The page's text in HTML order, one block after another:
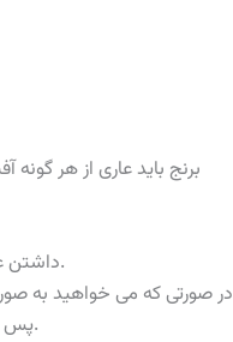
برنج باید عاری از هر
داشتن عطر و بوی مناسب از دیگر ویژگی هایی است که هنگام خرید باید به آن توجه کنید.
در صورتی که می خواهید به
پس از پخت ویژگی هایی همچون قد کشی، عطر و هضم برنج را مورد بررسی قرار دهید.